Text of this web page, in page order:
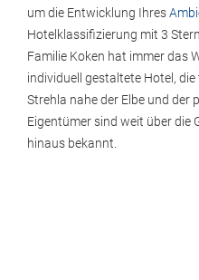
um die Entwicklung Ihres
Hotelklassifizierung mit 3
Familie Koken hat immer das
individuell gestaltete Hotel,
Strehla nahe der Elbe und der
Eigentümer sind weit über die
hinaus bekannt.